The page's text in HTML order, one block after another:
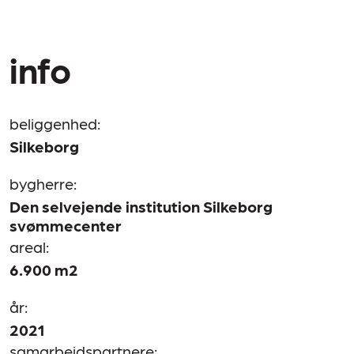
info
beliggenhed:
Silkeborg
bygherre:
Den selvejende institution Silkeborg
svømmecenter
areal:
6.900 m2
år:
2021